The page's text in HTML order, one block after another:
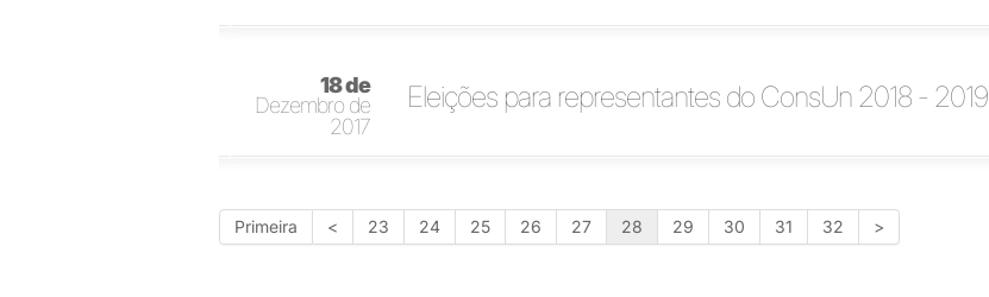
18 de
Dezembro de
2017
Eleições para representantes do ConsUn 2018 - 2019
Primeira < 23 24 25 26 27 28 29 30 31 32 >